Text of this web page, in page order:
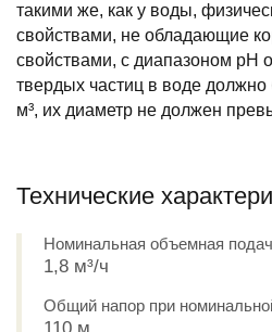
такими же, как у воды,
свойствами, не обладающие
свойствами, с диапазоном pH
твердых частиц в воде
м³, их диаметр не должен
Технические
Номинальная объемная
1,8 м³/ч
Общий напор при